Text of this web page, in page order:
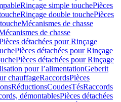
Rinçage simple touchePièces
Rinçage double touchePièces
Mécanismes de chasse
de chasse
détachées pour Rinçage
Pièces détachées pour Rinçage
Pièces détachées pour Rinçage
pour l’alimentationGeberit
chauffageRaccordsPièces
RéductionsCoudesTésRaccords
démontablesPièces détachées